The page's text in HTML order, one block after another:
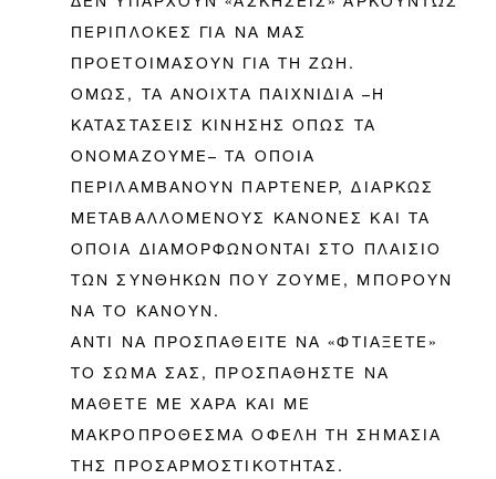
ΠΕΡΙΠΛΟΚΕΣ ΓΙΑ ΝΑ ΜΑΣ
ΠΡΟΕΤΟΙΜΑΣΟΥΝ ΓΙΑ ΤΗ ΖΩΗ.
ΟΜΩΣ, ΤΑ ΑΝΟΙΧΤΑ ΠΑΙΧΝΙΔΙΑ –Η
ΚΑΤΑΣΤΑΣΕΙΣ ΚΙΝΗΣΗΣ ΟΠΩΣ ΤΑ
ΟΝΟΜΑΖΟΥΜΕ– ΤΑ ΟΠΟΙΑ
ΠΕΡΙΛΑΜΒΑΝΟΥΝ ΠΑΡΤΕΝΕΡ, ΔΙΑΡΚΩΣ
ΜΕΤΑΒΑΛΛΟΜΕΝΟΥΣ ΚΑΝΟΝΕΣ ΚΑΙ ΤΑ
ΟΠΟΙΑ ΔΙΑΜΟΡΦΩΝΟΝΤΑΙ ΣΤΟ ΠΛΑΙΣΙΟ
ΤΩΝ ΣΥΝΘΗΚΩΝ ΠΟΥ ΖΟΥΜΕ, ΜΠΟΡΟΥΝ
ΝΑ ΤΟ ΚΑΝΟΥΝ.
AΝΤΙ ΝΑ ΠΡΟΣΠΑΘΕΙΤΕ ΝΑ «ΦΤΙΑΞΕΤΕ»
ΤΟ ΣΩΜΑ ΣΑΣ, ΠΡΟΣΠΑΘΗΣΤΕ ΝΑ
ΜΑΘΕΤΕ ΜΕ ΧΑΡΑ ΚΑΙ ΜΕ
ΜΑΚΡΟΠΡΟΘΕΣΜΑ ΟΦΕΛΗ ΤΗ ΣΗΜΑΣΙΑ
ΤΗΣ ΠΡΟΣΑΡΜΟΣΤΙΚΟΤΗΤΑΣ.